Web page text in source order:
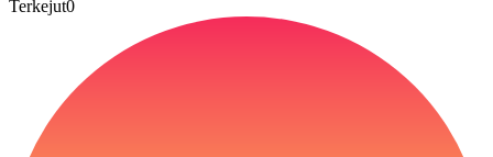
Terkejut0